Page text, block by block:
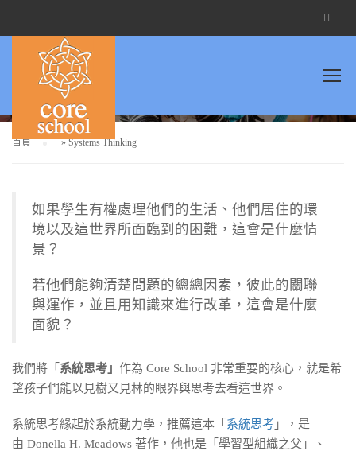
SYSTEMS THINKING
首頁 »Systems Thinking
如果學生有權處理他們的生活、他們居住的環
境以及這世界所面臨到的困難，這會是什麼情
景？
若他們能夠清楚問題的總總因素，彼此的關聯
與運作，並且用知識來進行改革，這會是什麼
面貌？
我們將「 系統思考」 作為 Core School 非常重要的核心，就是希
望孩子們能以見樹又見林的眼界與思考去看這世界。
系統思考緣起於系統動力學，推薦這本「 系統思考 」，是
由 Donella H. Meadows 著作，他也是「學習型組織之父」、